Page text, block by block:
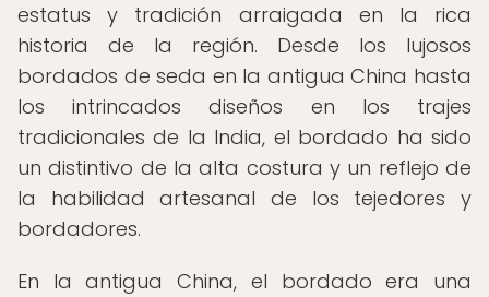
estatus y tradición arraigada en la rica
historia de la región. Desde los lujosos
bordados de seda en la antigua China hasta
los intrincados diseños en los trajes
tradicionales de la India, el bordado ha sido
un distintivo de la alta costura y un reflejo de
la habilidad artesanal de los tejedores y
bordadores.
En la antigua China, el bordado era una